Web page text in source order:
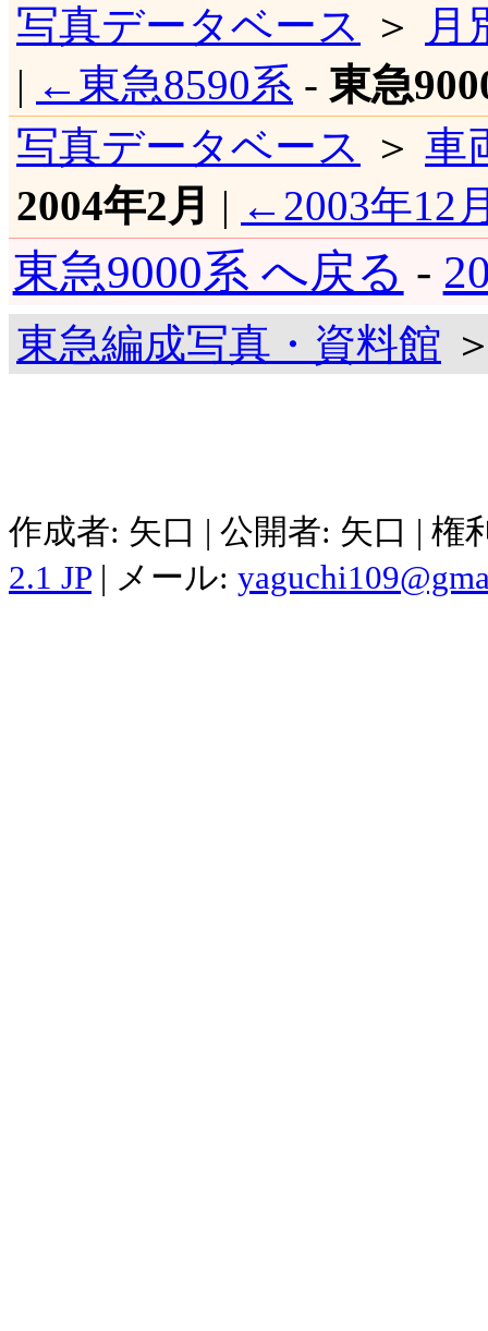
写真データベース ＞
月
| ←東急8590系 - 東急
写真データベース
＞ 車
2004年2月 | ←2003年12
東急9000系 へ戻る -
東急編成写真・資料館
作成者: 矢口 | 公開者: 矢口 |
2.1 JP | メール: